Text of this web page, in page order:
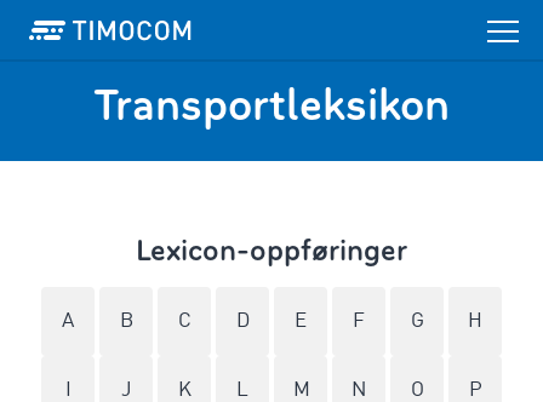
Transportleksikon
Lexicon-oppføringer
A B C D E F G H
J K L M N O P